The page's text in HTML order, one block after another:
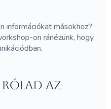
információkat másokhoz?
on ránézünk, hogy
rólad az